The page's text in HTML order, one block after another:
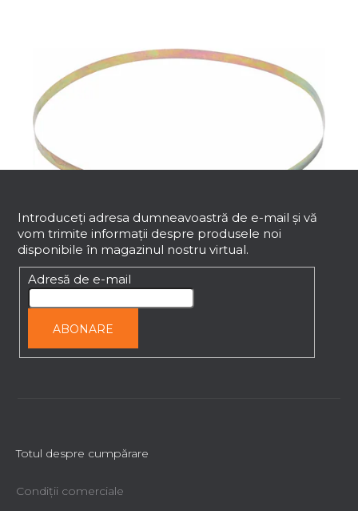
Colier de prindere pentru KH-1111
Livrare imediată
Introduceţi adresa dumneavoastră de e-mail şi vă
vom trimite informaţii despre produsele noi
disponibile în magazinul nostru virtual.
Adresă de e-mail
ABONARE
Totul despre cumpărare
Condiții comerciale